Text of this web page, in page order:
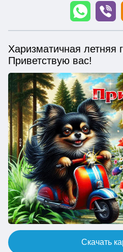
Харизматичная летняя
Приветствую вас!
Скачать